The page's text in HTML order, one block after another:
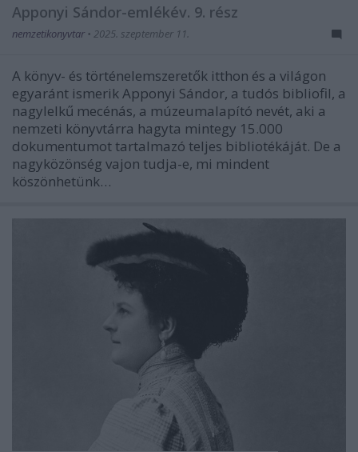
Apponyi Sándor-emlékév. 9. rész
nemzetikonyvtar • 2025. szeptember 11.
A könyv- és történelemszeretők itthon és a világon
egyaránt ismerik Apponyi Sándor, a tudós bibliofil, a
nagylelkű mecénás, a múzeumalapító nevét, aki a
nemzeti könyvtárra hagyta mintegy 15.000
dokumentumot tartalmazó teljes bibliotékáját. De a
nagyközönség vajon tudja-e, mi mindent
köszönhetünk…